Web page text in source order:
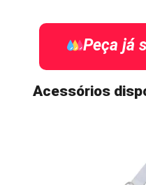
Peça já
Acessórios